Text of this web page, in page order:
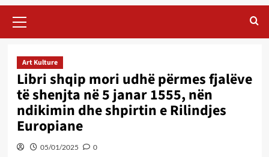
Menu
Art Kulture
Libri shqip mori udhë përmes fjalëve
të shenjta në 5 janar 1555, nën
ndikimin dhe shpirtin e Rilindjes
Europiane
05/01/2025 0